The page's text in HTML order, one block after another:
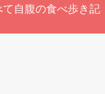
自腹の食べ歩き記